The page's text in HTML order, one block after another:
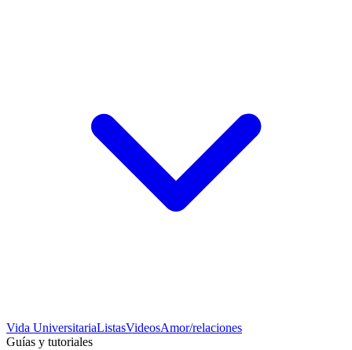
Vida UniversitariaListasVideosAmor/relaciones
Guías y tutoriales